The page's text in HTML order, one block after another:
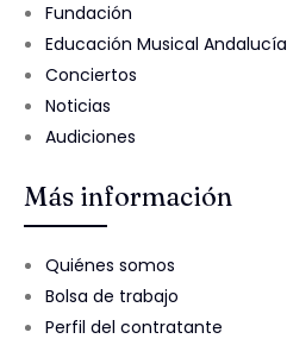
Fundación
Educación Musical Andalucía
Conciertos
Noticias
Audiciones
Más información
Quiénes somos
Bolsa de trabajo
Perfil del contratante